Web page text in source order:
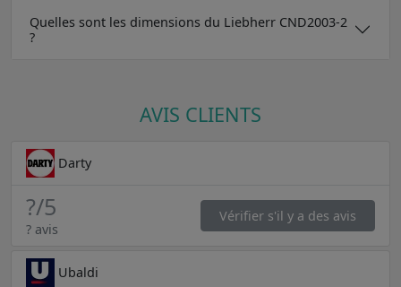
Quelles sont les dimensions du Liebherr CND2003-2
?
AVIS CLIENTS
Darty
?/5
? avis
Vérifier s'il y a des avis
Ubaldi